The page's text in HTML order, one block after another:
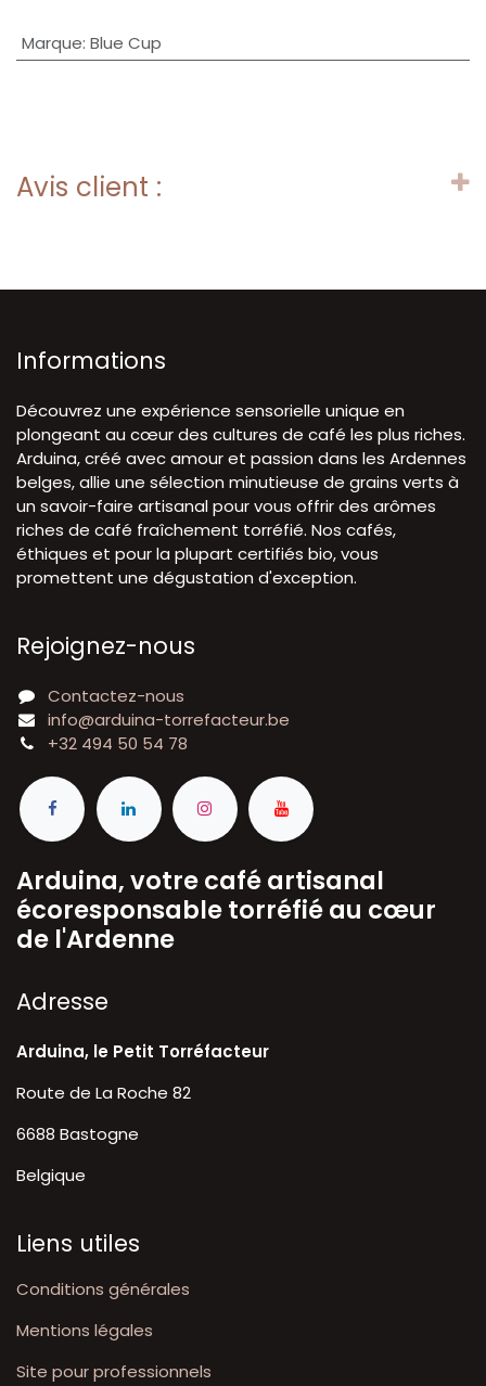
Marque: Blue Cup
Avis client :
Informations
Découvrez une expérience sensorielle unique en
plongeant au cœur des cultures de café les plus riches.
Arduina, créé avec amour et passion dans les Ardennes
belges, allie une sélection minutieuse de grains verts à
un savoir-faire artisanal pour vous offrir des arômes
riches de café fraîchement torréfié. Nos cafés,
éthiques et pour la plupart certifiés bio, vous
promettent une dégustation d'exception.
Rejoignez-nous
Contactez-nous
info@arduina-torrefacteur.be
+32 494 50 54 78
Arduina, votre café artisanal
écoresponsable torréfié au cœur
de l'Ardenne
A​dresse
Arduina, le Petit Torréfacteur
Route de La Roche 82
6688 Bastogne
Belgique
Liens utiles
Conditions générales
Mentions légales
Site pour professionnels